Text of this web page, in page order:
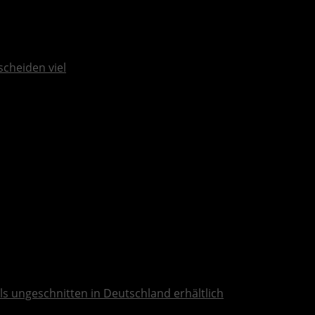
viel
ungeschnitten in Deutschland erhältlich